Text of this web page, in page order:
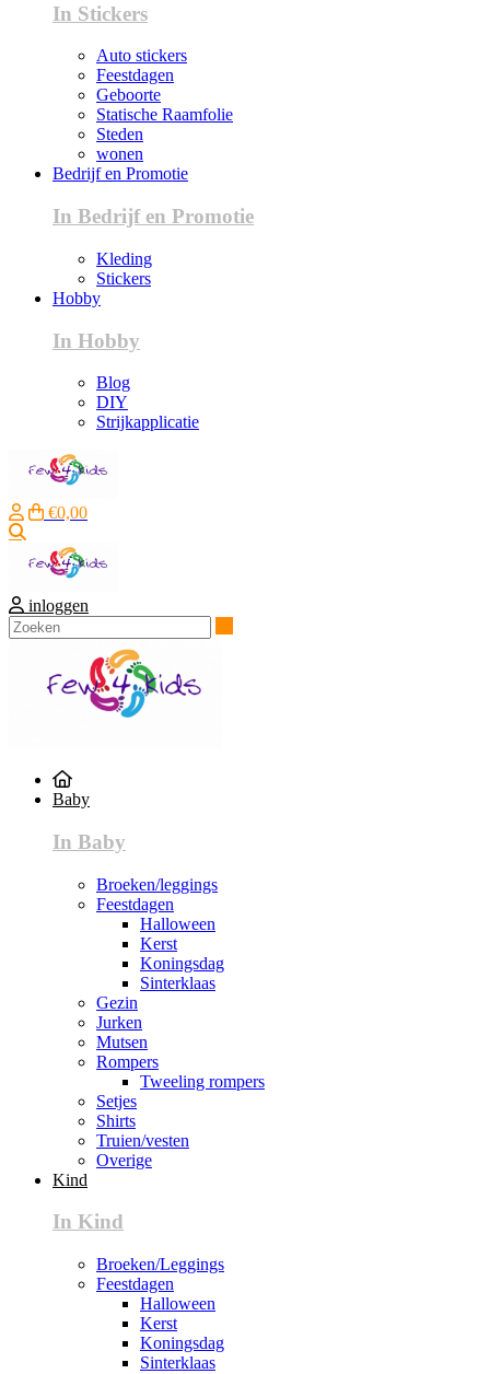
In Stickers
Auto stickers
Feestdagen
Geboorte
Statische Raamfolie
Steden
wonen
Bedrijf en Promotie
In Bedrijf en Promotie
Kleding
Stickers
Hobby
In Hobby
Blog
DIY
Strijkapplicatie
€0,00
inloggen
Baby
In Baby
Broeken/leggings
Feestdagen
Halloween
Kerst
Koningsdag
Sinterklaas
Gezin
Jurken
Mutsen
Rompers
Tweeling rompers
Setjes
Shirts
Truien/vesten
Overige
Kind
In Kind
Broeken/Leggings
Feestdagen
Halloween
Kerst
Koningsdag
Sinterklaas